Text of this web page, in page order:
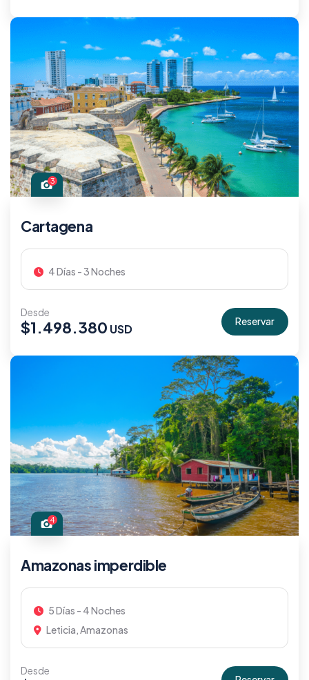
3
Cartagena
4 Días - 3 Noches
Desde
$1.498.380 Reservar
4
Amazonas imperdible
5 Días - 4 Noches
Leticia, Amazonas
Desde